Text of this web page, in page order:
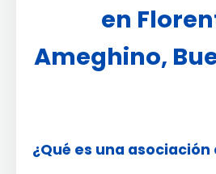
en
Ameghino,
¿Qué es una asociación